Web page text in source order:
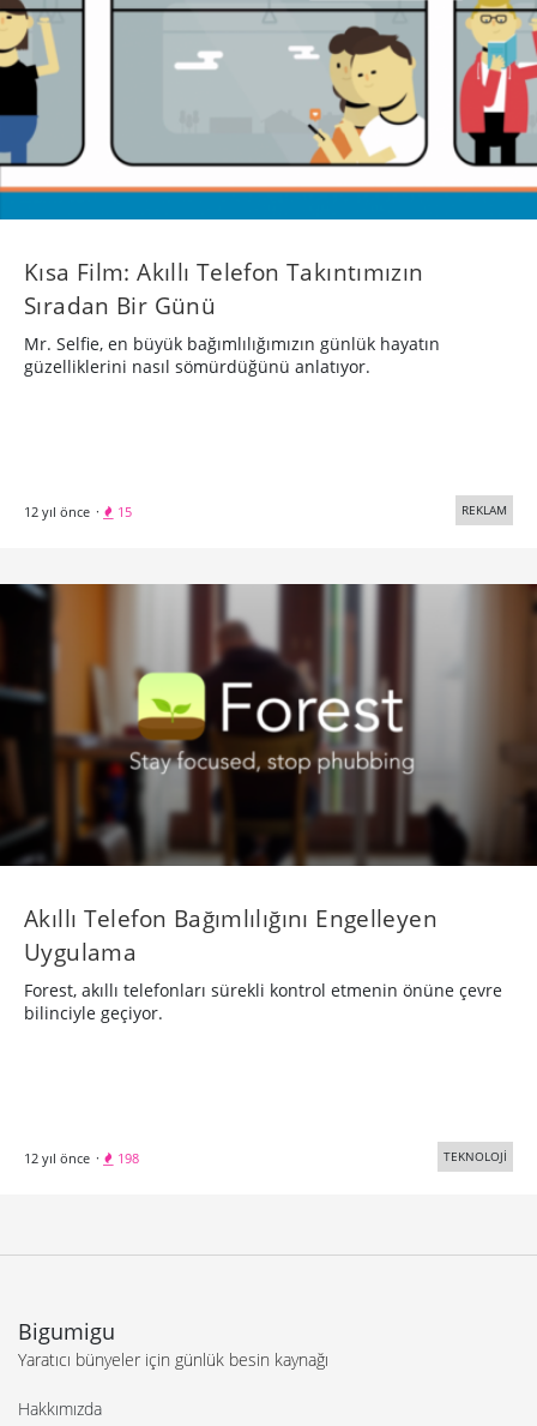
Kısa Film: Akıllı Telefon Takıntımızın
Sıradan Bir Günü
Mr. Selfie, en büyük bağımlılığımızın günlük hayatın
güzelliklerini nasıl sömürdüğünü anlatıyor.
12 yıl önce · 15 REKLAM
Akıllı Telefon Bağımlılığını Engelleyen
Uygulama
Forest, akıllı telefonları sürekli kontrol etmenin önüne çevre
bilinciyle geçiyor.
12 yıl önce · 198 TEKNOLOJİ
Bigumigu
Yaratıcı bünyeler için günlük besin kaynağı
Hakkımızda